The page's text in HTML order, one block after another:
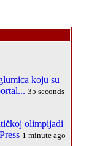
koju su
35 seconds
olimpijadi
1 minute ago